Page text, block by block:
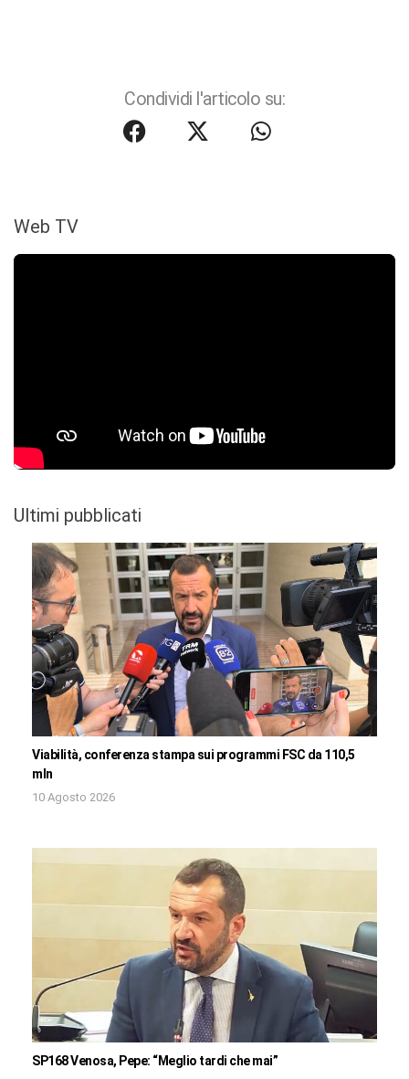
Condividi l'articolo su:
Web TV
Ultimi pubblicati
Viabilità, conferenza stampa sui programmi FSC da 110,5
mln
10 Agosto 2026
SP168 Venosa, Pepe: “Meglio tardi che mai”